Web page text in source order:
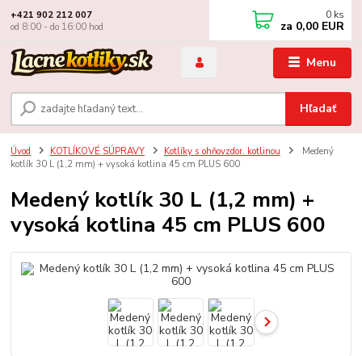
Menu
Hľadať
+421 902 212 007
od 8:00 - do 16:00 hod
0 ks
za 0,00 EUR
Úvod KOTLÍKOVÉ SÚPRAVY Kotlíky s ohňovzdor. kotlinou
Medený
kotlík 30 L (1,2 mm) + vysoká kotlina 45 cm PLUS 600
Medený kotlík 30 L (1,2 mm) +
vysoká kotlina 45 cm PLUS 600